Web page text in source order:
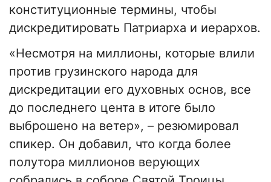
конституционные термины, чтобы
дискредитировать Патриарха и иерархов.
«Несмотря на миллионы, которые влили
против грузинского народа для
дискредитации его духовных основ, все
до последнего цента в итоге было
выброшено на ветер», – резюмировал
спикер. Он добавил, что когда более
полутора миллионов верующих